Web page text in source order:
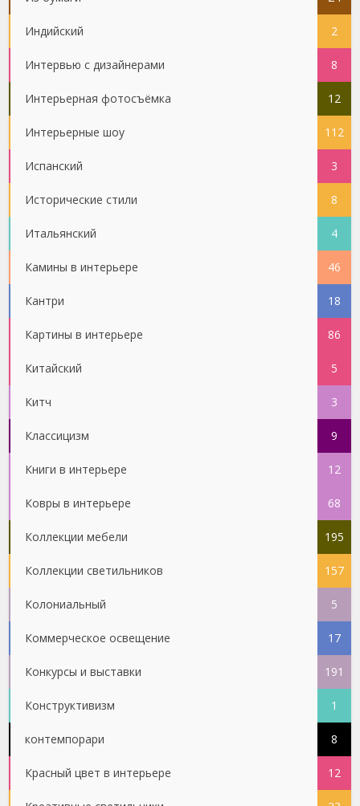
Индийский 2
Интервью с дизайнерами 8
Интерьерная фотосъёмка 12
Интерьерные шоу 112
Испанский 3
Исторические стили 8
Итальянский 4
Камины в интерьере 46
Кантри 18
Картины в интерьере 86
Китайский 5
Китч 3
Классицизм 9
Книги в интерьере 12
Ковры в интерьере 68
Коллекции мебели 195
Коллекции светильников 157
Колониальный 5
Коммерческое освещение 17
Конкурсы и выставки 191
Конструктивизм 1
контемпорари 8
Красный цвет в интерьере 12